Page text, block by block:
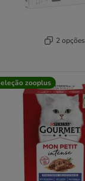
2 opções
zooplus